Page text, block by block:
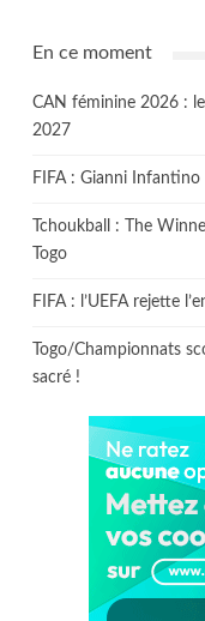
En ce moment
CAN féminine 2026 :
2027
FIFA : Gianni
Tchoukball : The
Togo
FIFA : l’UEFA rejette
Togo/Championnats
sacré !